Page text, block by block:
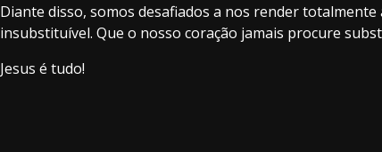
Diante disso, somos desafiados a nos render
insubstituível. Que o nosso coração jamais procure
Jesus é tudo!